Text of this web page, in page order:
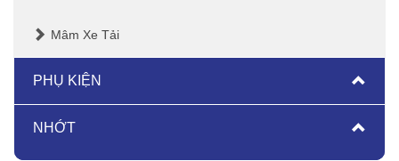
Mâm Xe Tải
PHỤ KIỆN
NHỚT